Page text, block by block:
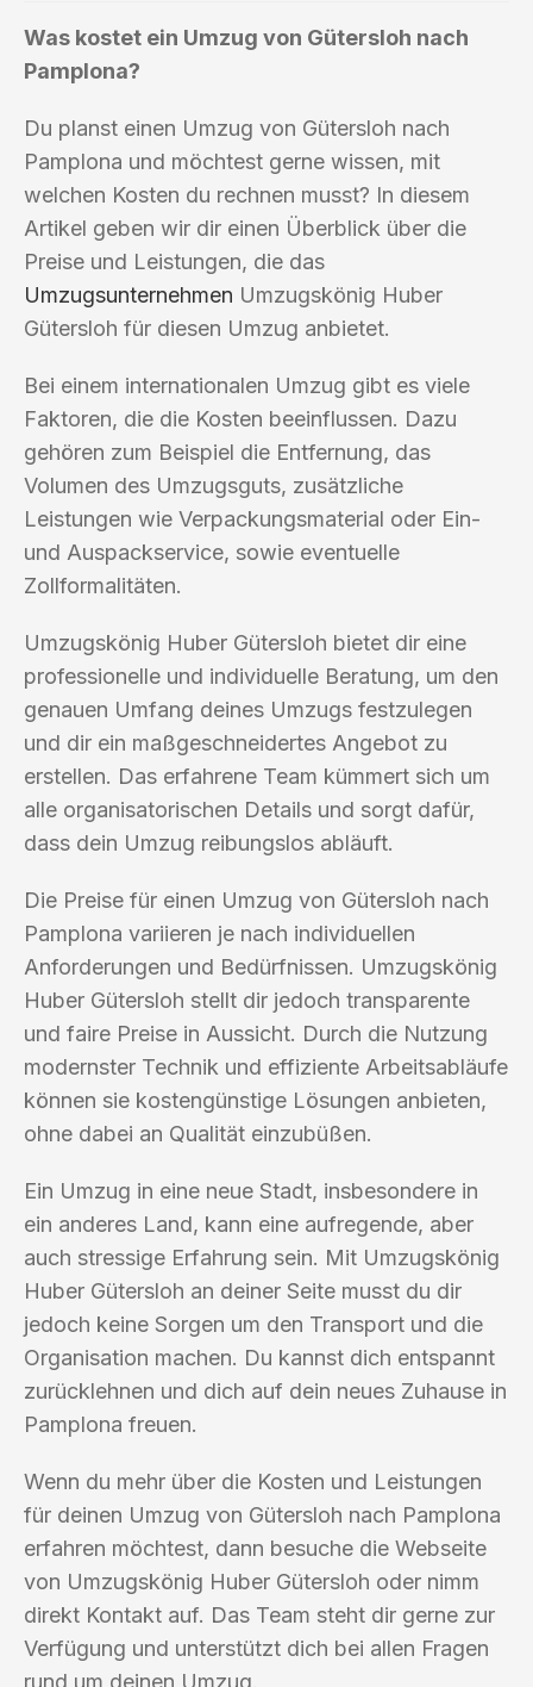
Was kostet ein Umzug von Gütersloh nach
Pamplona?
Du planst einen Umzug von Gütersloh nach
Pamplona und möchtest gerne wissen, mit
welchen Kosten du rechnen musst? In diesem
Artikel geben wir dir einen Überblick über die
Preise und Leistungen, die das
Umzugsunternehmen Umzugskönig Huber
Gütersloh für diesen Umzug anbietet.
Bei einem internationalen Umzug gibt es viele
Faktoren, die die Kosten beeinflussen. Dazu
gehören zum Beispiel die Entfernung, das
Volumen des Umzugsguts, zusätzliche
Leistungen wie Verpackungsmaterial oder Ein-
und Auspackservice, sowie eventuelle
Zollformalitäten.
Umzugskönig Huber Gütersloh bietet dir eine
professionelle und individuelle Beratung, um den
genauen Umfang deines Umzugs festzulegen
und dir ein maßgeschneidertes Angebot zu
erstellen. Das erfahrene Team kümmert sich um
alle organisatorischen Details und sorgt dafür,
dass dein Umzug reibungslos abläuft.
Die Preise für einen Umzug von Gütersloh nach
Pamplona variieren je nach individuellen
Anforderungen und Bedürfnissen. Umzugskönig
Huber Gütersloh stellt dir jedoch transparente
und faire Preise in Aussicht. Durch die Nutzung
modernster Technik und effiziente Arbeitsabläufe
können sie kostengünstige Lösungen anbieten,
ohne dabei an Qualität einzubüßen.
Ein Umzug in eine neue Stadt, insbesondere in
ein anderes Land, kann eine aufregende, aber
auch stressige Erfahrung sein. Mit Umzugskönig
Huber Gütersloh an deiner Seite musst du dir
jedoch keine Sorgen um den Transport und die
Organisation machen. Du kannst dich entspannt
zurücklehnen und dich auf dein neues Zuhause in
Pamplona freuen.
Wenn du mehr über die Kosten und Leistungen
für deinen Umzug von Gütersloh nach Pamplona
erfahren möchtest, dann besuche die Webseite
von Umzugskönig Huber Gütersloh oder nimm
direkt Kontakt auf. Das Team steht dir gerne zur
Verfügung und unterstützt dich bei allen Fragen
rund um deinen Umzug.